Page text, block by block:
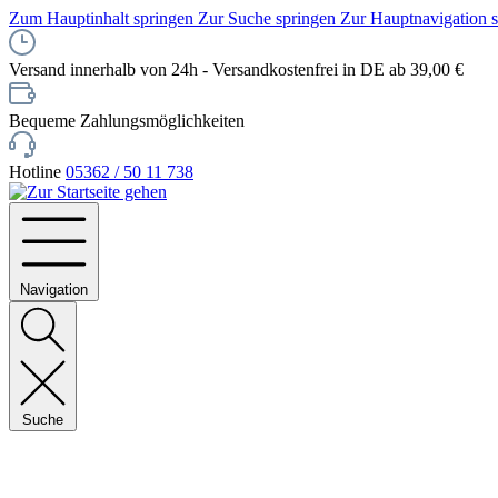
Zum Hauptinhalt springen Zur Suche springen Zur Hauptnavigation
Versand innerhalb von 24h - Versandkostenfrei in DE ab 39,00 €
Bequeme Zahlungsmöglichkeiten
Hotline 05362 / 50 11 738
Navigation
Suche